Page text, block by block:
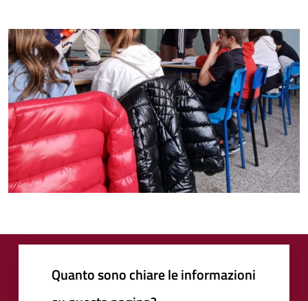
Quanto sono chiare le informazioni